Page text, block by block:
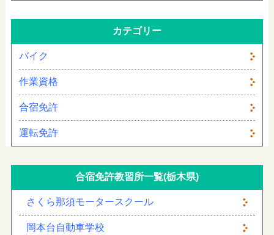
カテゴリー
バイク
作業資格
合宿免許
運転免許
合宿免許教習所一覧(栃木県)
さくら那須モータースクール
岡本台自動車学校